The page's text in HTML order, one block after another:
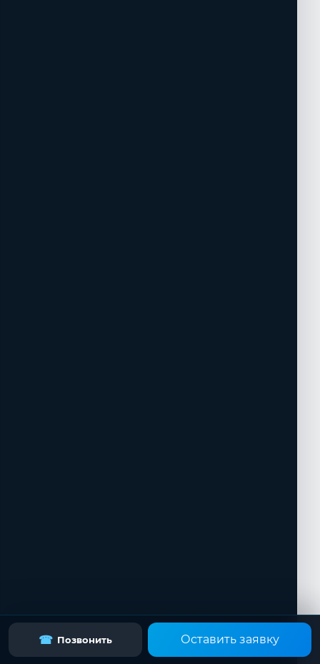
☎ Позвонить Оставить заявку